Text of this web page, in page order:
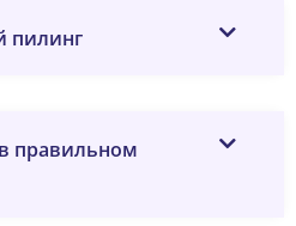
пилинг
правильном